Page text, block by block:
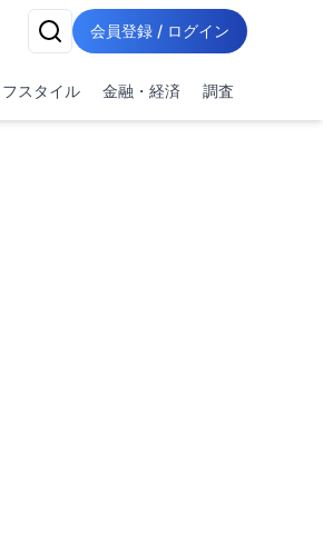
会員登録 / ログイン
スタイル 金融・経済 調査